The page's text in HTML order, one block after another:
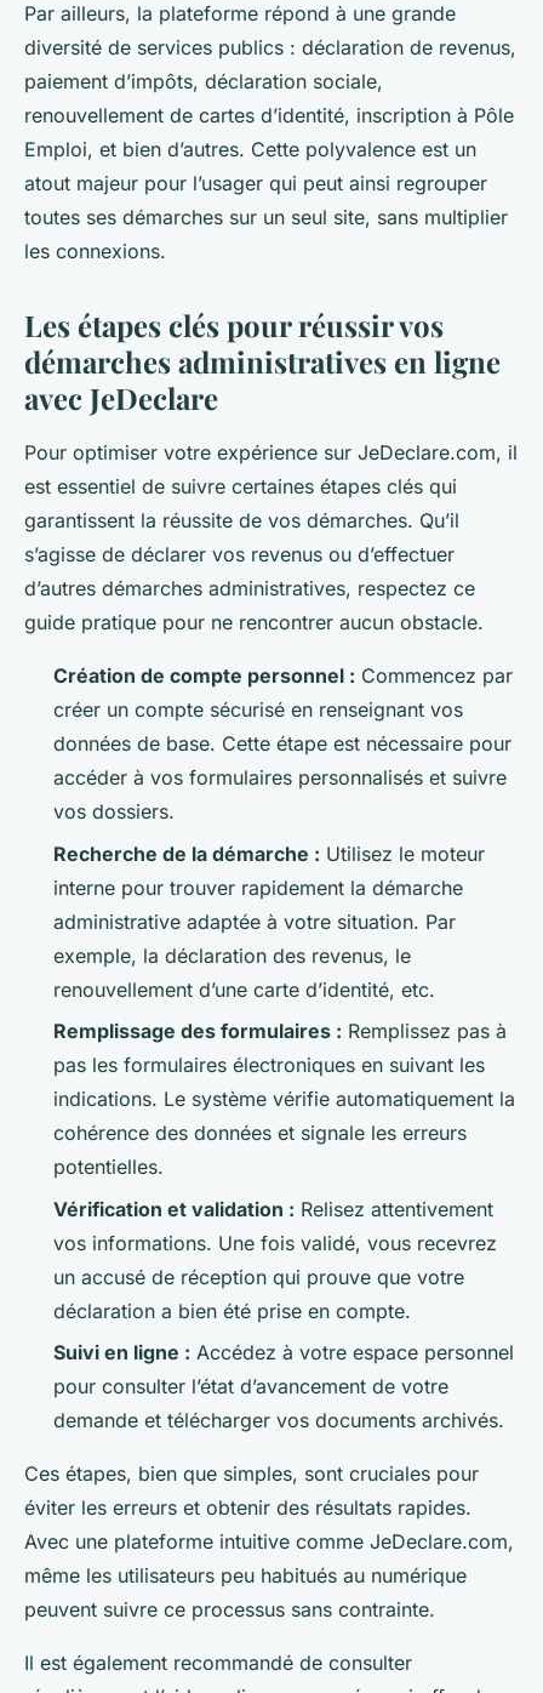
Par ailleurs, la plateforme répond à une grande
diversité de services publics : déclaration de revenus,
paiement d’impôts, déclaration sociale,
renouvellement de cartes d’identité, inscription à Pôle
Emploi, et bien d’autres. Cette polyvalence est un
atout majeur pour l’usager qui peut ainsi regrouper
toutes ses démarches sur un seul site, sans multiplier
les connexions.
Les étapes clés pour réussir vos
démarches administratives en ligne
avec JeDeclare
Pour optimiser votre expérience sur JeDeclare.com, il
est essentiel de suivre certaines étapes clés qui
garantissent la réussite de vos démarches. Qu’il
s’agisse de déclarer vos revenus ou d’effectuer
d’autres démarches administratives, respectez ce
guide pratique pour ne rencontrer aucun obstacle.
Création de compte personnel : Commencez par
créer un compte sécurisé en renseignant vos
données de base. Cette étape est nécessaire pour
accéder à vos formulaires personnalisés et suivre
vos dossiers.
Recherche de la démarche : Utilisez le moteur
interne pour trouver rapidement la démarche
administrative adaptée à votre situation. Par
exemple, la déclaration des revenus, le
renouvellement d’une carte d’identité, etc.
Remplissage des formulaires : Remplissez pas à
pas les formulaires électroniques en suivant les
indications. Le système vérifie automatiquement la
cohérence des données et signale les erreurs
potentielles.
Vérification et validation : Relisez attentivement
vos informations. Une fois validé, vous recevrez
un accusé de réception qui prouve que votre
déclaration a bien été prise en compte.
Suivi en ligne : Accédez à votre espace personnel
pour consulter l’état d’avancement de votre
demande et télécharger vos documents archivés.
Ces étapes, bien que simples, sont cruciales pour
éviter les erreurs et obtenir des résultats rapides.
Avec une plateforme intuitive comme JeDeclare.com,
même les utilisateurs peu habitués au numérique
peuvent suivre ce processus sans contrainte.
Il est également recommandé de consulter